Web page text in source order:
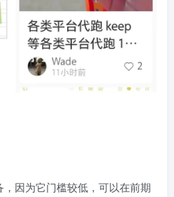
因为它门槛较低，可以在前期